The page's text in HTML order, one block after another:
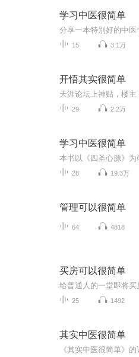
学习中医很简单
15 3.1万
开悟其实很简单
29 2.2万
学习中医很简单
28 19.3万
管理可以很简单
64 4818
买房可以很简单
25 1492
其实中医很简单